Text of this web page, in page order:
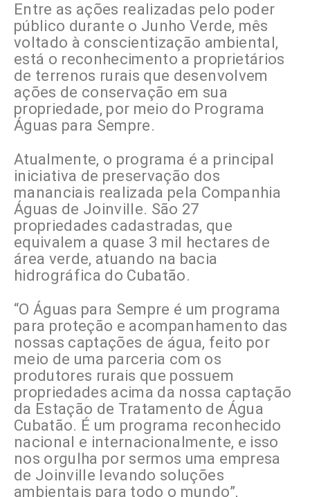
Entre as ações realizadas pelo poder
público durante o Junho Verde, mês
voltado à conscientização ambiental,
está o reconhecimento a proprietários
de terrenos rurais que desenvolvem
ações de conservação em sua
propriedade, por meio do Programa
Águas para Sempre.
Atualmente, o programa é a principal
iniciativa de preservação dos
mananciais realizada pela Companhia
Águas de Joinville. São 27
propriedades cadastradas, que
equivalem a quase 3 mil hectares de
área verde, atuando na bacia
hidrográfica do Cubatão.
“O Águas para Sempre é um programa
para proteção e acompanhamento das
nossas captações de água, feito por
meio de uma parceria com os
produtores rurais que possuem
propriedades acima da nossa captação
da Estação de Tratamento de Água
Cubatão. É um programa reconhecido
nacional e internacionalmente, e isso
nos orgulha por sermos uma empresa
de Joinville levando soluções
ambientais para todo o mundo”,